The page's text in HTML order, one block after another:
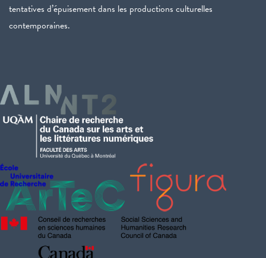
tentatives d’épuisement dans les productions culturelles
contemporaines.